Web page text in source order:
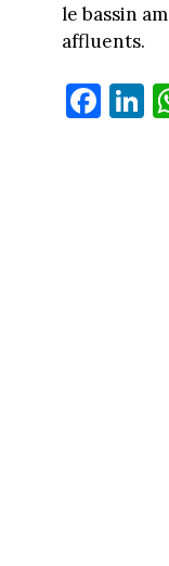
le bassin
affluents.
Fa
ce
Li